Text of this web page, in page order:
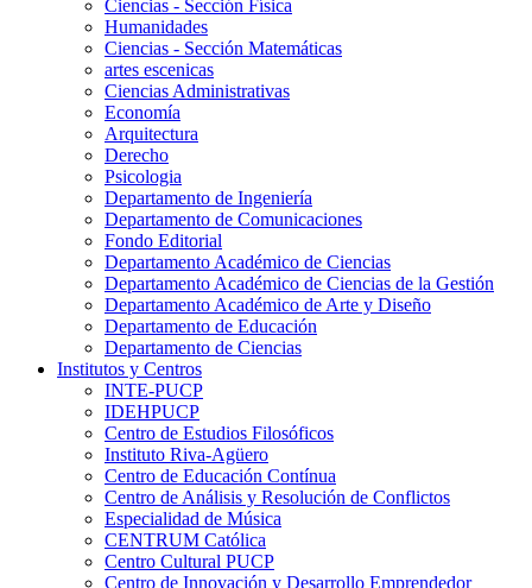
Ciencias - Sección Física
Humanidades
Ciencias - Sección Matemáticas
artes escenicas
Ciencias Administrativas
Economía
Arquitectura
Derecho
Psicologia
Departamento de Ingeniería
Departamento de Comunicaciones
Fondo Editorial
Departamento Académico de Ciencias
Departamento Académico de Ciencias de la Gestión
Departamento Académico de Arte y Diseño
Departamento de Educación
Departamento de Ciencias
Institutos y Centros
INTE-PUCP
IDEHPUCP
Centro de Estudios Filosóficos
Instituto Riva-Agüero
Centro de Educación Contínua
Centro de Análisis y Resolución de Conflictos
Especialidad de Música
CENTRUM Católica
Centro Cultural PUCP
Centro de Innovación y Desarrollo Emprendedor